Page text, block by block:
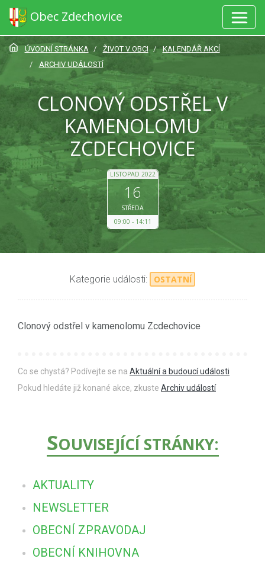
Obec Zdechovice
ÚVODNÍ STRÁNKA ŽIVOT V OBCI
KALENDÁŘ AKCÍ
ARCHIV UDÁLOSTÍ
CLONOVÝ ODSTŘEL V
KAMENOLOMU
ZCDECHOVICE
LISTOPAD 2022
16
STŘEDA
09:00
14:11
Kategorie události: OSTATNÍ
Clonový odstřel v kamenolomu Zcdechovice
Co se chystá? Podívejte se na Aktuální a budoucí události
Pokud hledáte již konané akce, zkuste Archiv událostí
SOUVISEJÍCÍ STRÁNKY:
AKTUALITY
NEWSLETTER
OBECNÍ ZPRAVODAJ
OBECNÍ KNIHOVNA